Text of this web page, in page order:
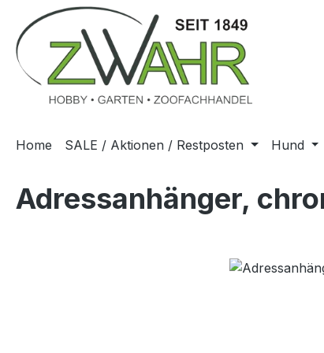
Hauptinhalt springen
Zur Suche springen
Zur Hauptnavigation springen
Home SALE / Aktionen / Restposten Hund
Adressanhänger,